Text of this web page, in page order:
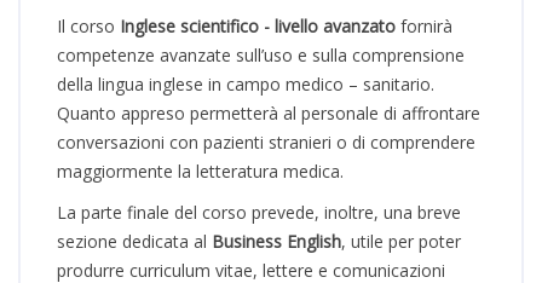
Il corso Inglese scientifico - livello avanzato fornirà
competenze avanzate sull’uso e sulla comprensione
della lingua inglese in campo medico – sanitario.
Quanto appreso permetterà al personale di affrontare
conversazioni con pazienti stranieri o di comprendere
maggiormente la letteratura medica.
La parte finale del corso prevede, inoltre, una breve
sezione dedicata al Business English, utile per poter
produrre curriculum vitae, lettere e comunicazioni